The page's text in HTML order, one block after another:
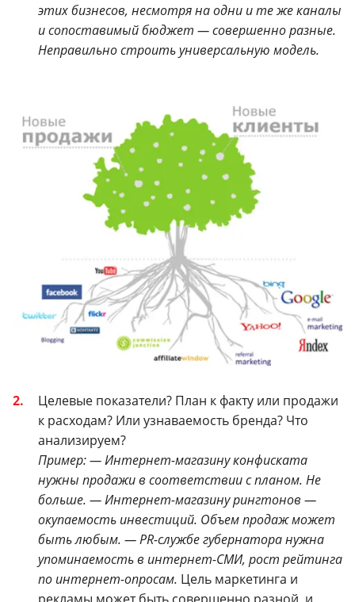
этих бизнесов, несмотря на одни и те же каналы
и сопоставимый бюджет — совершенно разные.
Неправильно строить универсальную модель.
Целевые показатели? План к факту или продажи
к расходам? Или узнаваемость бренда? Что
анализируем?
Пример:— Интернет-магазину конфиската
нужны продажи в соответствии с планом. Не
больше. — Интернет-магазину рингтонов —
окупаемость инвестиций. Объем продаж может
быть любым. — PR-службе губернатора нужна
упоминаемость в интернет-СМИ, рост рейтинга
по интернет-опросам. Цель маркетинга и
рекламы может быть совершенно разной, и